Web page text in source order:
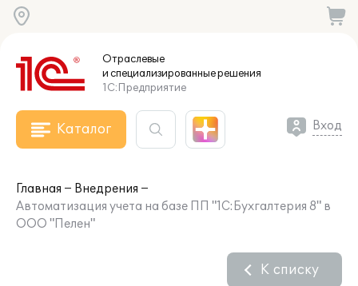
Отраслевые
и специализированныерешения
1С:Предприятие
Каталог Вход
Главная
Внедрения
Автоматизация учета на базе ПП "1С:Бухгалтерия 8" в
ООО "Пелен"
К списку